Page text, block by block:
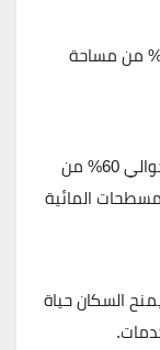
تخصيص حوالي 40% من مساحة
تشغل حوالي 60% من
المائية
السكانحياة
.